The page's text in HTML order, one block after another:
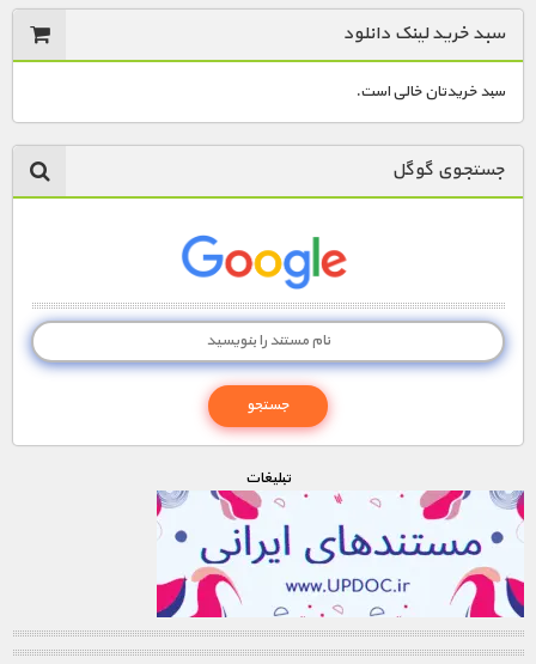
سبد خرید لینک دانلود
سبد خریدتان خالی است.
جستجوی گوگل
تبليغات